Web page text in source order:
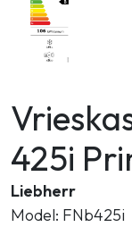
425i
Liebherr
Model: FNb425i